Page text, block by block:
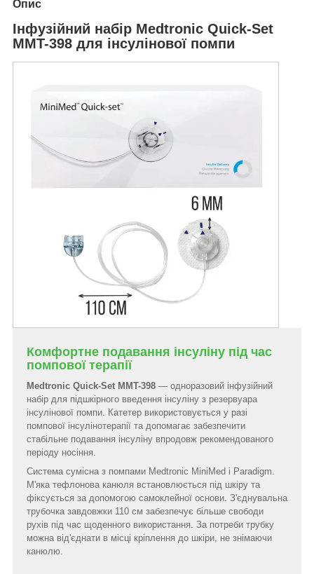
Опис
Інфузійний набір Medtronic Quick-Set
MMT-398 для інсулінової помпи
Комфортне подавання інсуліну під час
помпової терапії
Medtronic Quick-Set MMT-398 — одноразовий інфузійний
набір для підшкірного введення інсуліну з резервуара
інсулінової помпи. Катетер використовується у разі
помпової інсулінотерапії та допомагає забезпечити
стабільне подавання інсуліну впродовж рекомендованого
періоду носіння.
Система сумісна з помпами Medtronic MiniMed і Paradigm.
М'яка тефлонова канюля встановлюється під шкіру та
фіксується за допомогою самоклейної основи. З'єднувальна
трубочка завдовжки 110 см забезпечує більше свободи
рухів під час щоденного використання. За потреби трубку
можна від'єднати в місці кріплення до шкіри, не знімаючи
канюлю.